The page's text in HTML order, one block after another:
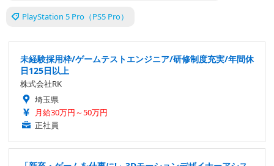
PlayStation 5 Pro（PS5 Pro）
未経験採用枠/ゲームテストエンジニア/研修制度充実/年間休
日125日以上
株式会社RK
埼玉県
月給30万円～50万円
正社員